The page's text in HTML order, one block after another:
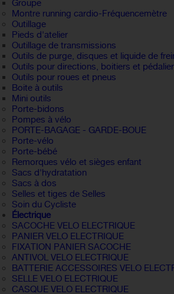
Groupe
Montre running cardio-Fréquencemètre
Outillage
Pieds d'atelier
Outillage de transmissions
Outils de purge, disques et liquide de
Outils pour directions, boitiers et
Outils pour roues et pneus
Boite à outils
Mini outils
Porte-bidons
Pompes à vélo
PORTE-BAGAGE - GARDE-BOUE
Porte-vélo
Porte-bébé
Remorques vélo et sièges enfant
Sacs d'hydratation
Sacs à dos
Selles et tiges de Selles
Soin du Cycliste
Électrique
SACOCHE VELO ELECTRIQUE
PANIER VELO ELECTRIQUE
FIXATION PANIER SACOCHE
ANTIVOL VELO ELECTRIQUE
BATTERIE ACCESSOIRES VELO
SELLE VELO ELECTRIQUE
CASQUE VELO ELECTRIQUE